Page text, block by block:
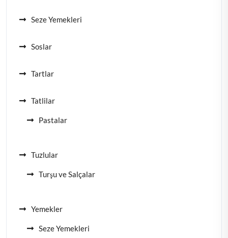
Seze Yemekleri
Soslar
Tartlar
Tatlilar
Pastalar
Tuzlular
Turşu ve Salçalar
Yemekler
Seze Yemekleri